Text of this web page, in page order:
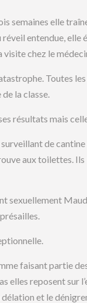
semaines elle
entendue, elle
chez le
Toutes
la classe.
résultats mais
de
aux toilettes.
sexuellement
faisant partie
elles reposent sur
et le